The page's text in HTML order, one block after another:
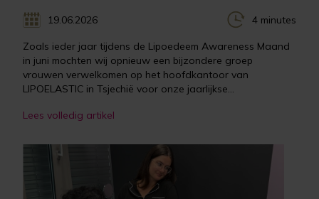
19.06.2026 4 minutes
Zoals ieder jaar tijdens de Lipoedeem Awareness Maand
in juni mochten wij opnieuw een bijzondere groep
vrouwen verwelkomen op het hoofdkantoor van
LIPOELASTIC in Tsjechië voor onze jaarlijkse...
Lees volledig artikel